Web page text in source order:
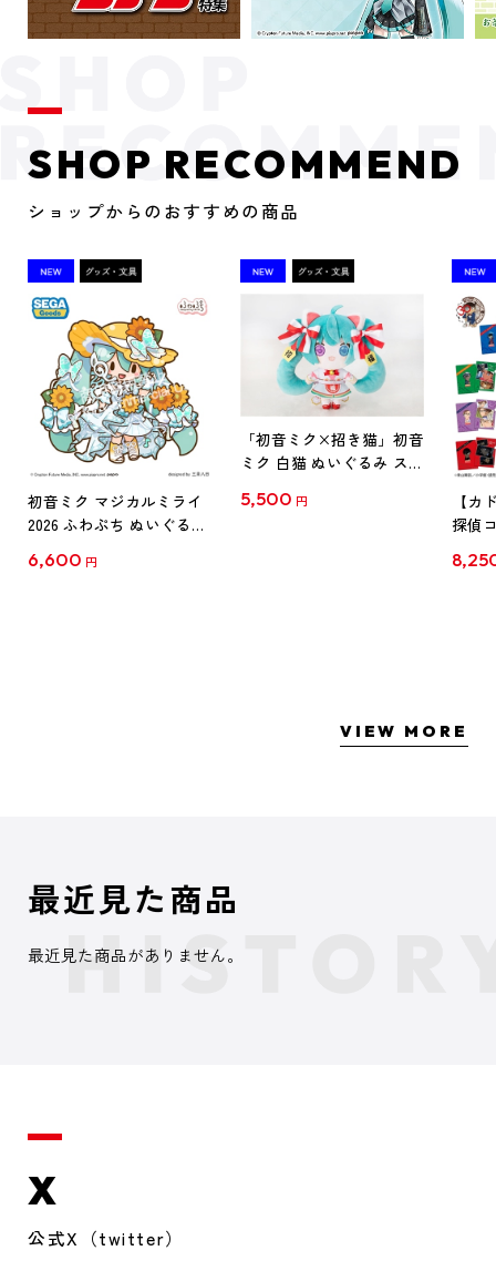
SHOP RECOMMEND
ショップからのおすすめの商品
初音ミク マジカルミライ
2026 ふわぷち ぬいぐるみ
6,600 円
「初音ミク×招き猫」初音
ミク 白猫 ぬいぐるみ スタ
5,500 円
【カ
探偵
クリ
VIEW MORE
最近見た商品
最近見た商品がありません。
X
公式X（twitter）